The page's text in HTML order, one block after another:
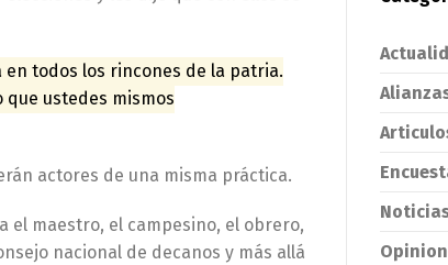
en todos los rincones de la patria.
ustedes mismos
actores de una misma práctica.
el maestro, el campesino, el obrero,
nacional de decanos y más allá